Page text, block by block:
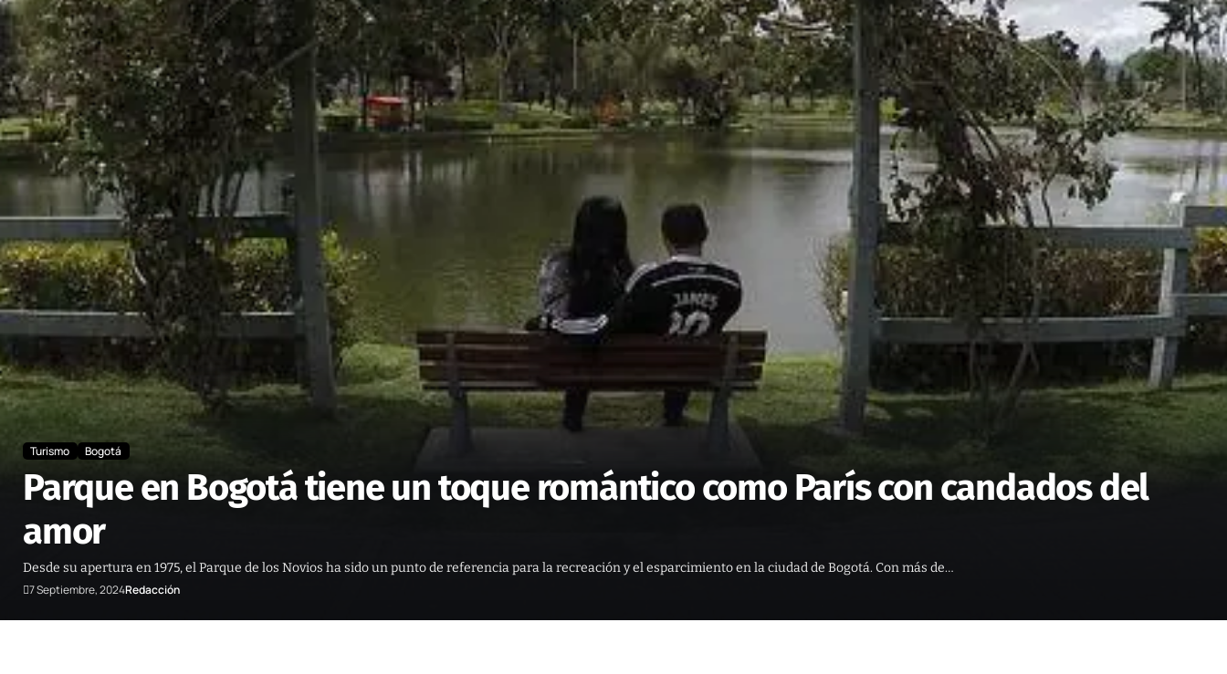
Turismo Bogotá
Parque en Bogotá tiene un toque romántico como París con candados del
amor
Desde su apertura en 1975, el Parque de los Novios ha sido un punto de referencia para la recreación y el esparcimiento en la ciudad de Bogotá. Con más de…
7 Septiembre, 2024Redacción